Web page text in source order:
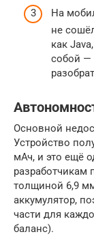
На
не
как
собой —
Основной
Устройство
мАч, и это ещё
разработчикам
толщиной 6,9
аккумулятор,
части для
баланс).